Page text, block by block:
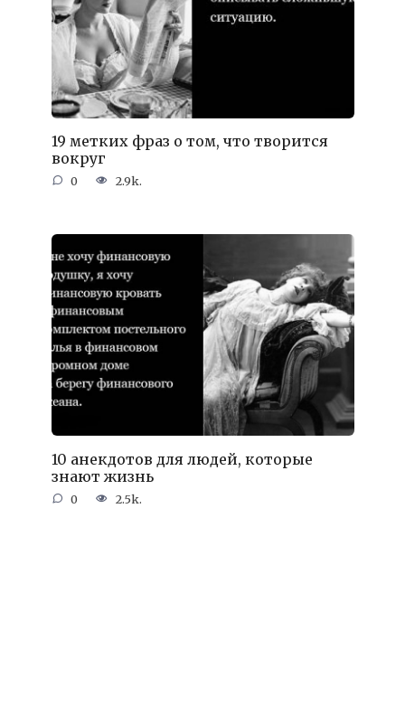
19 метких фраз о том, что творится
вокруг
0 2.9k.
10 анекдотов для людей, которые
знают жизнь
0 2.5k.